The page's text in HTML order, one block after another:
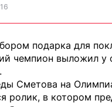
16
подарка для
чемпион выложил у
.
Сметова на
ролик, в котором